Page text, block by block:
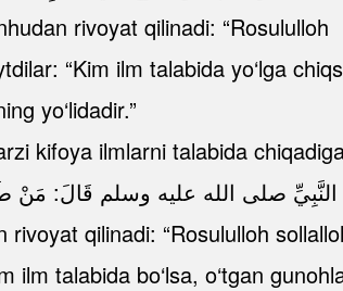
rivoyat qilinadi: “Rosululloh
“Kim ilm talabida yo‘lga
yo‘lidadir.”
kifoya ilmlarni talabida
صلى الله عليه وسلم قَالَ: مَنْ
qilinadi: “Rosululloh
ilm talabida bo‘lsa, o‘tgan